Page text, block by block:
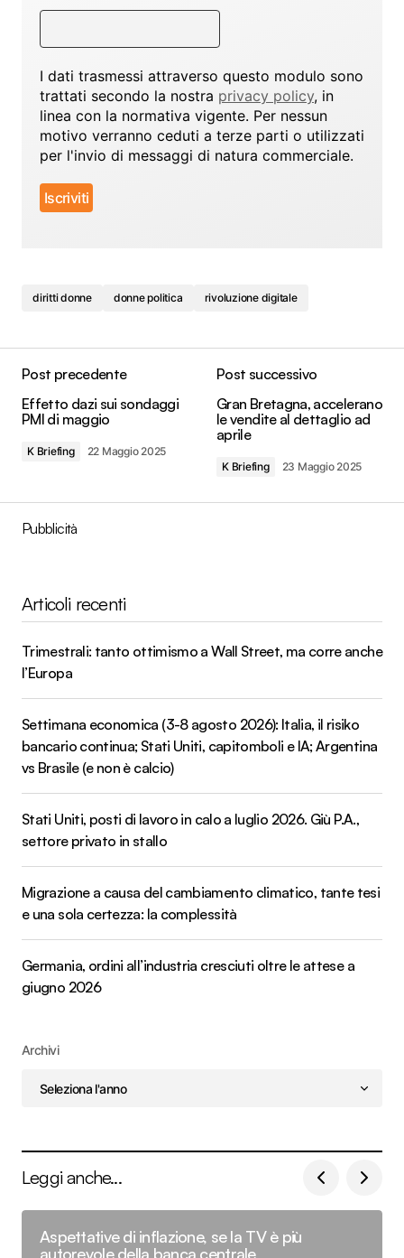
I dati trasmessi attraverso questo modulo sono
trattati secondo la nostra privacy policy, in
linea con la normativa vigente. Per nessun
motivo verranno ceduti a terze parti o utilizzati
per l'invio di messaggi di natura commerciale.
diritti donne donne politica rivoluzione digitale
Post precedente
Effetto dazi sui sondaggi
PMI di maggio
K Briefing 22 Maggio 2025
Post successivo
Gran Bretagna, accelerano
le vendite al dettaglio ad
aprile
K Briefing 23 Maggio 2025
Pubblicità
Articoli recenti
Trimestrali: tanto ottimismo a Wall Street, ma corre anche
l’Europa
Settimana economica (3-8 agosto 2026): Italia, il risiko
bancario continua; Stati Uniti, capitomboli e IA; Argentina
vs Brasile (e non è calcio)
Stati Uniti, posti di lavoro in calo a luglio 2026. Giù P.A.,
settore privato in stallo
Migrazione a causa del cambiamento climatico, tante tesi
e una sola certezza: la complessità
Germania, ordini all’industria cresciuti oltre le attese a
giugno 2026
Archivi
Leggi anche...
Aspettative di inflazione, se la TV è più
autorevole della banca centrale